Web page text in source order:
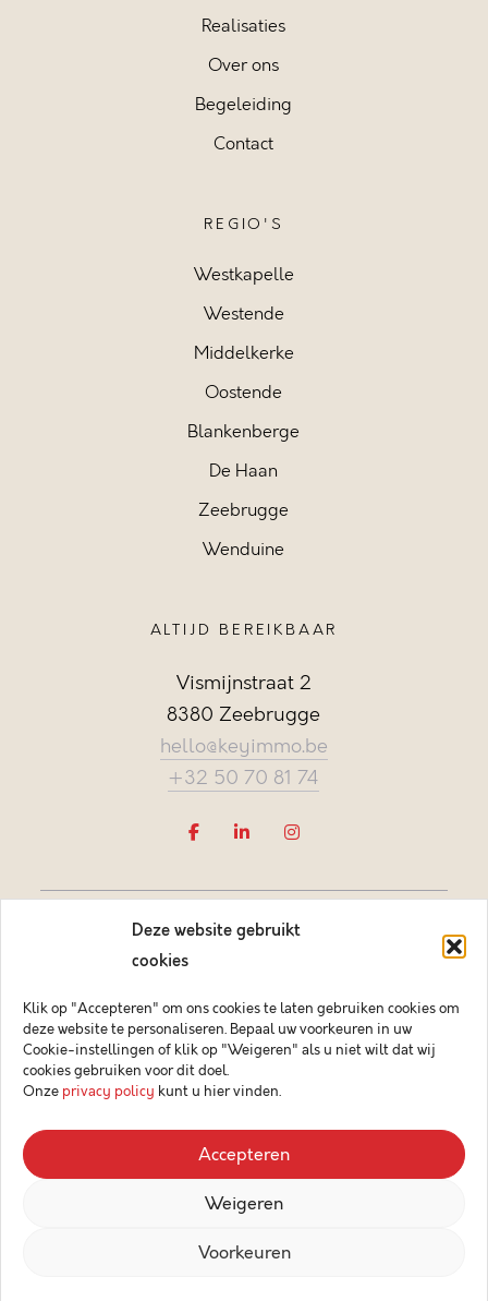
Deze website gebruikt
cookies
Klik op "Accepteren" om ons cookies te laten gebruiken cookies om
deze website te personaliseren. Bepaal uw voorkeuren in uw
Cookie-instellingen of klik op "Weigeren" als u niet wilt dat wij
cookies gebruiken voor dit doel.
Onze privacy policy kunt u hier vinden.
Accepteren
Weigeren
Voorkeuren
Realisaties
Over ons
Begeleiding
Contact
REGIO'S
Westkapelle
Westende
Middelkerke
Oostende
Blankenberge
De Haan
Zeebrugge
Wenduine
ALTIJD BEREIKBAAR
Vismijnstraat 2
8380 Zeebrugge
hello@keyimmo.be
+32 50 70 81 74
Vastgoedmakelaar-bemiddelaar BIV België BIV 505084
Ondernemingsnummer BTW-BE 0878.744.081 BA &
borgstelling via NV AXA Belgium (polisnr. 730.390.160)
© 2026 Key Immo
Disclaimer
Privacybeleid
Design & Code by Compagnon